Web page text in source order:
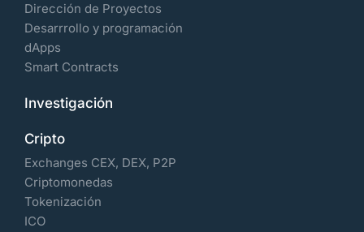
Dirección de Proyectos
Desarrrollo y programación
dApps
Smart Contracts
Investigación
Cripto
Exchanges CEX, DEX, P2P
Criptomonedas
Tokenización
ICO